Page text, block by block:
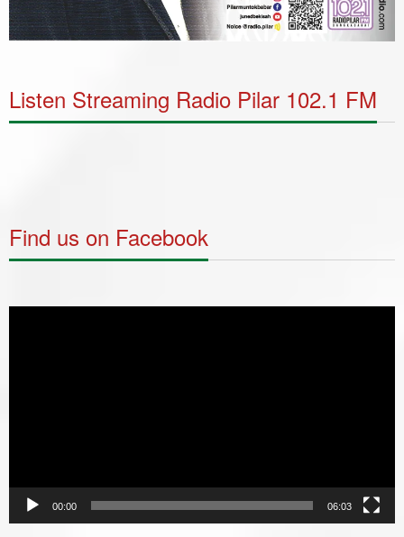
Listen Streaming Radio Pilar 102.1 FM
Find us on Facebook
00:00 06:03